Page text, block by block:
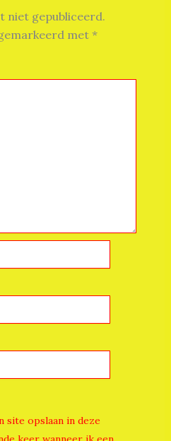
niet gepubliceerd.
met*
site opslaan in deze